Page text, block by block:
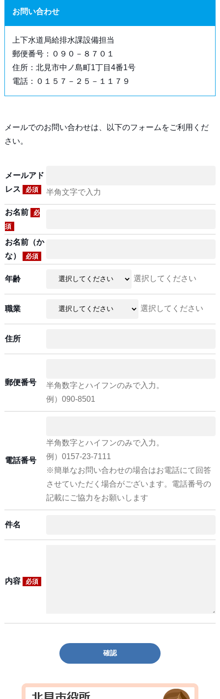
お問い合わせ
上下水道局給排水課設備担当
郵便番号：０９０－８７０１
住所：北見市中ノ島町1丁目4番1号
電話：０１５７－２５－１１７９
メールでのお問い合わせは、以下のフォームをご利用くだ
さい。
メールアド
レス
必須 半角文字で入力
お名前
必
須
お名前（か
な）
必須
年齢 選択してください
職業 選択してください
住所
郵便番号
半角数字とハイフンのみで入力。
例）090-8501
電話番号
半角数字とハイフンのみで入力。
例）0157-23-7111
※簡単なお問い合わせの場合はお電話にて回答
させていただく場合がございます。電話番号の
記載にご協力をお願いします
件名
内容 必須
確認